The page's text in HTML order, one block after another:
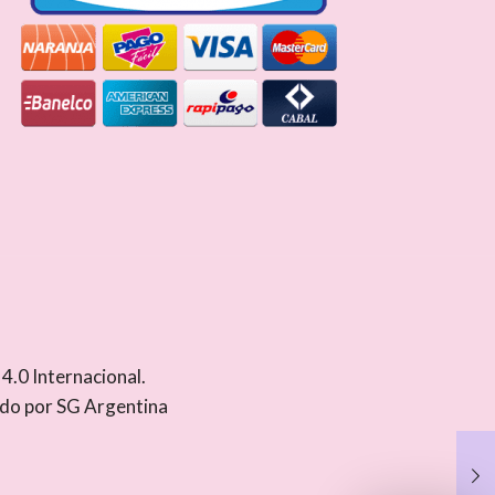
Internacional.
porSG Argentina